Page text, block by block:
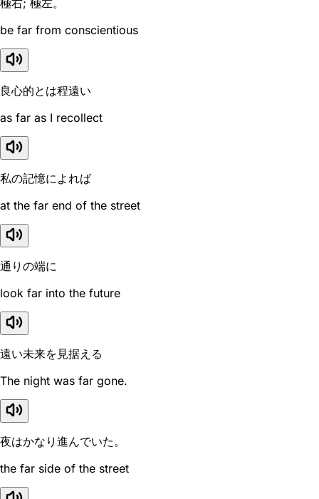
極右; 極左。
be far from conscientious
良心的とは程遠い
as far as I recollect
私の記憶によれば
at the far end of the street
通りの端に
look far into the future
遠い未来を見据える
The night was far gone.
夜はかなり進んでいた。
the far side of the street